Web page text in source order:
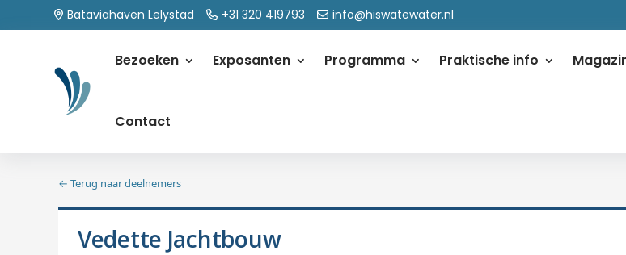
Bataviahaven Lelystad +31 320 419793 info@hiswatewater.nl
Bezoeken Exposanten Programma Praktische info
Contact
← Terug naar deelnemers
Vedette Jachtbouw